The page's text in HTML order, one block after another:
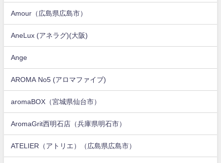
Amour（広島県広島市）
AneLux (アネラグ)(大阪)
Ange
AROMA No5 (アロマファイブ)
aromaBOX（宮城県仙台市）
AromaGrit西明石店（兵庫県明石市）
ATELIER（アトリエ）（広島県広島市）